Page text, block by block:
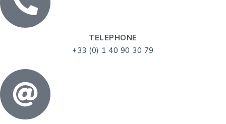
TELEPHONE
+33 (0) 1 40 90 30 79